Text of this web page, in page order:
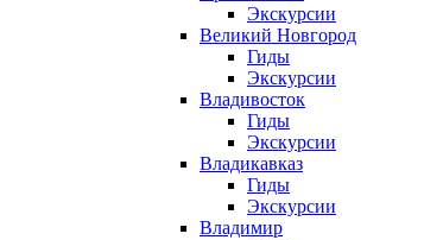
Экскурсии
Великий Новгород
Гиды
Экскурсии
Владивосток
Гиды
Экскурсии
Владикавказ
Гиды
Экскурсии
Владимир